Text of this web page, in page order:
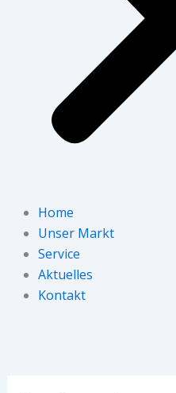
Home
Unser Markt
Service
Aktuelles
Kontakt